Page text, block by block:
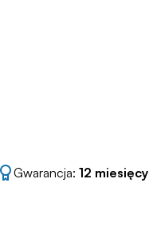
Gwarancja: 12 miesięcy